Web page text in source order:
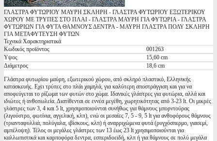
ΓΛΑΣΤΡΑ ΦΥΤΩΡΙΟΥ ΜΑΥΡΗ ΣΚΛΗΡΗ - ΓΛΑΣΤΡΑ ΦΥΤΩΡΙΟΥ ΕΞΩΤΕΡΙΚΟΥ
ΧΩΡΟΥ ΜΕ ΤΡΥΠΕΣ ΣΤΟ ΠΛΑΙ - ΓΛΑΣΤΡΑ ΜΑΥΡΗ ΓΙΑ ΦΥΤΩΡΙΑ - ΓΛΑΣΤΡΑ
ΦΥΤΩΡΙΩΝ ΓΙΑ ΦΥΤΑ ΘΑΜΝΟΥΣ ΔΕΝΤΡΑ - ΜΑΥΡΗ ΓΛΑΣΤΡΑ ΠΟΛΥ ΣΚΛΗΡΗ
ΓΙΑ ΜΕΤΑΦΥΤΕΥΣΗ ΦΥΤΩΝ
Τεχνικά Χαρακτηριστικά
Κωδικός προϊόντος
001263
Υψος
15,60 cm
Διάμετρος
18,6 cm
Γλάστρα φυτωρίου μαύρη, εξωτερικού χώρου, από σκληρό πλαστικό, Eλληνικής
κατασκευής. Εχει τρύπες στο πλάι χαμηλά, για καλύτερη αποστράγγιση και για να
αποφεύγεται το ρίζωμα των φυτών στο χώμα. Ιδανικές γλάστρες για φυτώρια, αλλά και
ιδιώτες ή ανθοπωλεία. Διατίθενται σε εννέα μεγέθη, χωρητικότητας από 3-23 lt. Οι μικρές
γλάστρες των 3, 4 και 5 lt, χρησιμοποιούνται συνήθως για θάμνους μπορντούρας
(λιγούστρο, φωτίνια, αγγελική, κλπ), ενώ οι μεσαίες 7, 5 - 9, 5 lt για ανθοφόρους θάμνους
(τριανταφυλλιά, πολύγαλα, ιβίσκους, κλπ) ή αναρριχώμενα φυτά (ρυγχόσπερμο, γιασεμί,
αμπέλοψη). Τέλος οι μεγάλες γλάστρες των 13 έως 23 lt χρησιμοποιούνται για
καλλωπιστικά και καρποφόρα δεντρα, εσπεριδοειδή, κλπ ή για θάμνους σε πολύ μεγάλα